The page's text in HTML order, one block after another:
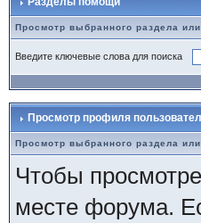
Просмотр выбранного раздела
Введите ключевые слова для поиска
Просмотр профиля
Просмотр выбранного раздела
Чтобы
месте форума.